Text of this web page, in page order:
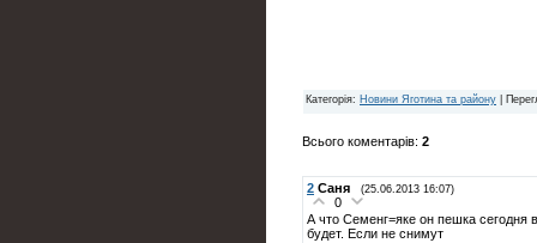
Категорія: Новини Яготина та району
Всього коментарів: 2
2 Саня (25.06.2013 16:07)
0
А что Семенг=яке он пешка сегодня
будет. Если не снимут